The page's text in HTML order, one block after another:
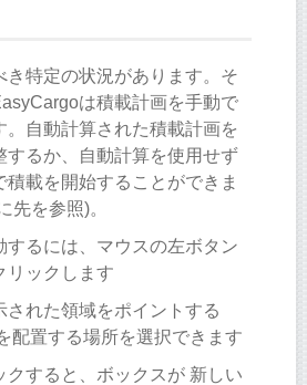
き特定の状況があります。そ
は積載計画を手動で
。自動計算された積載計画を
するか、自動計算を使用せず
積載を開始することができま
先を参照)。
するには、マウスの左ボタン
リックします
された領域をポイントする
配置する場所を選択できます
クすると、ボックスが 新しい